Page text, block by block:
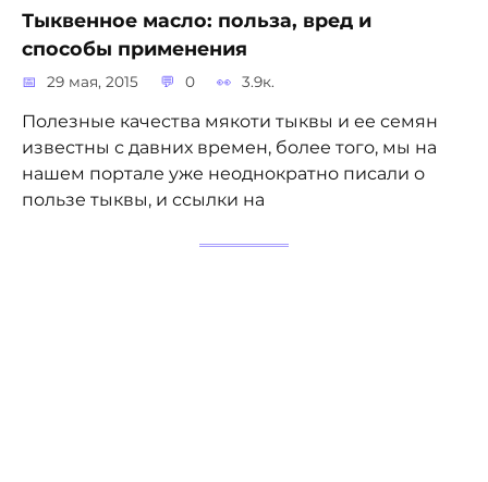
Тыквенное масло: польза, вред и
способы применения
29 мая, 2015 0 3.9к.
Полезные качества мякоти тыквы и ее семян
известны с давних времен, более того, мы на
нашем портале уже неоднократно писали о
пользе тыквы, и ссылки на